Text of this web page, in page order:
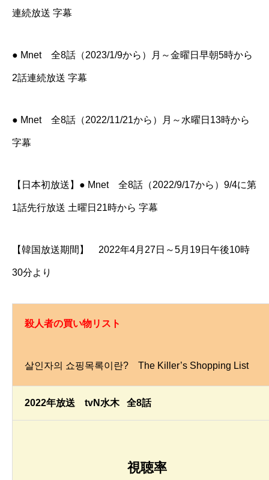
連続放送 字幕
● Mnet 全8話（2023/1/9から）月～金曜日早朝5時から
2話連続放送 字幕
● Mnet 全8話（2022/11/21から）月～水曜日13時から
字幕
【日本初放送】● Mnet 全8話（2022/9/17から）9/4に第
1話先行放送 土曜日21時から 字幕
【韓国放送期間】 2022年4月27日～5月19日午後10時
30分より
殺人者の買い物リスト
살인자의 쇼핑목록이란? The Killer’s Shopping List
2022年放送 tvN水木 全8話
視聴率